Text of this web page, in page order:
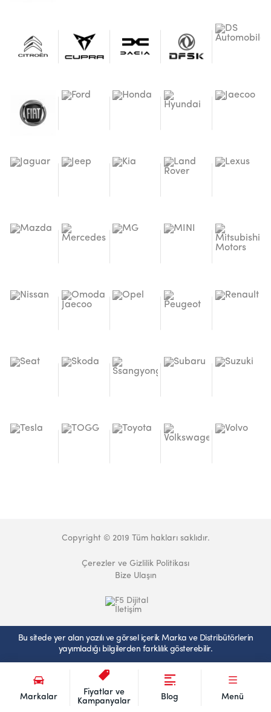
Markalar
Fiyatlar ve
Kampanyalar
Blog Menü
Copyright © 2019 Tüm hakları saklıdır.
Çerezler ve Gizlilik Politikası
Bize Ulaşın
Bu sitede yer alan yazılı ve görsel içerik Marka ve Distribütörlerin
yayımladığı bilgilerden farklılık gösterebilir.